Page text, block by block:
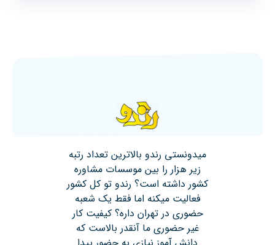
میدونستی رندو بالاترین تعداد رتبه
زیر هزار را بین موسسات مشاوره
کشور داشته است؟ رندو تو کل کشور
فعالیت میکنه اما فقط یک شعبه
حضوری در تهران داره؟ کیفیت کار
غیر حضوری ما آنقدر بالاست که